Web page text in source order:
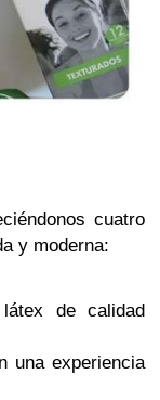
cuatro
y moderna:
de calidad
una experiencia